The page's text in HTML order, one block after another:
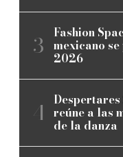
Fashion
mexicano
2026
reúne a las
de la danza